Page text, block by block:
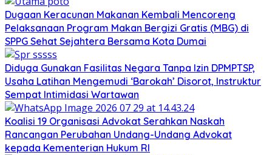
Dugaan Keracunan Makanan Kembali Mencoreng
Pelaksanaan Program Makan Bergizi Gratis (MBG) di
SPPG Sehat Sejahtera Bersama Kota Dumai
Diduga Gunakan Fasilitas Negara Tanpa Izin DPMPTSP,
Usaha Latihan Mengemudi ‘Barokah’ Disorot, Instruktur
Sempat Intimidasi Wartawan
Koalisi 19 Organisasi Advokat Serahkan Naskah
Rancangan Perubahan Undang-Undang Advokat
kepada Kementerian Hukum RI